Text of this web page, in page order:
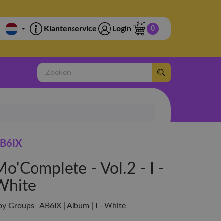
Klantenservice Login 0
Zoeken
- Vol.2 - I -
Groups | AB6IX | Album | I - White